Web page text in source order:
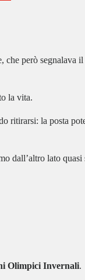
che però segnalava
la vita.
ritirarsi: la posta
dall’altro lato quasi
Olimpici Invernali.